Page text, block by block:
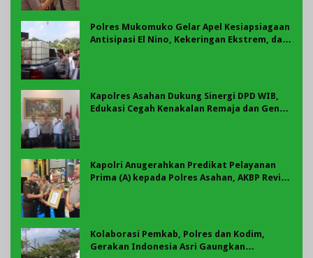
Polres Mukomuko Gelar Apel Kesiapsiagaan
Antisipasi El Nino, Kekeringan Ekstrem, dan
Kapolres Asahan Dukung Sinergi DPD WIB,
Edukasi Cegah Kenakalan Remaja dan Geng
Kapolri Anugerahkan Predikat Pelayanan
Prima (A) kepada Polres Asahan, AKBP Revi
Kolaborasi Pemkab, Polres dan Kodim,
Gerakan Indonesia Asri Gaungkan